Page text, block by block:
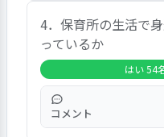
「はい」の回答は
ない」の回答は
は、「給食のメニ
ことも多いです」
た。
4．保育所の生活で
っているか
はい 54
コメント